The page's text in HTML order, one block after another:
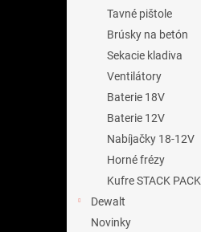
Tavné pištole
Brúsky na betón
Sekacie kladiva
Ventilátory
Baterie 18V
Baterie 12V
Nabíjačky 18-12V
Horné frézy
Kufre STACK PACK
Dewalt
Novinky